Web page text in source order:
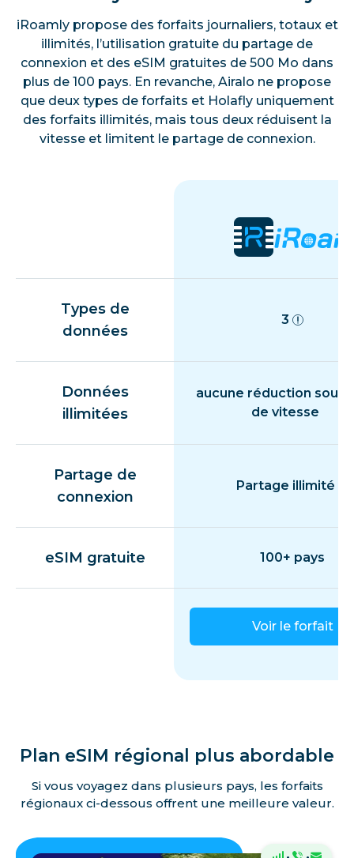
iRoamly propose des forfaits journaliers, totaux et
illimités, l’utilisation gratuite du partage de
connexion et des eSIM gratuites de 500 Mo dans
plus de 100 pays. En revanche, Airalo ne propose
que deux types de forfaits et Holafly uniquement
des forfaits illimités, mais tous deux réduisent la
vitesse et limitent le partage de connexion.
Types de
données
3
Données
illimitées
aucune réduction
de vitesse
Partage de
connexion
Partage illimité
eSIM gratuite 100+ pays
Voir le forfait
Plan eSIM régional plus abordable
Si vous voyagez dans plusieurs pays, les forfaits
régionaux ci-dessous offrent une meilleure valeur.